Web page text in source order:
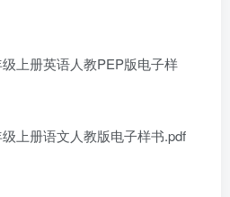
上册英语人教PEP版电子样
上册语文人教版电子样书.pdf